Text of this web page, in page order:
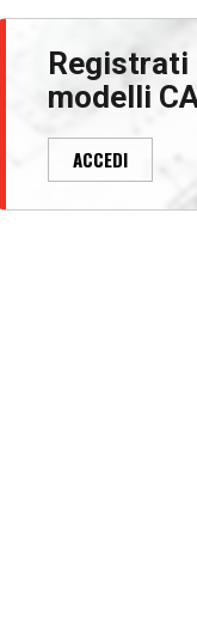
Registrati
modelli
ACCEDI